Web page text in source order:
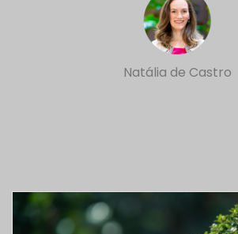
Natália de Castro